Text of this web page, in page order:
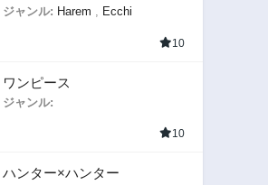
部屋はハーレムです
ジャンル: Harem Ecchi
10
ワンピース
ジャンル:
10
ハンター×ハンター